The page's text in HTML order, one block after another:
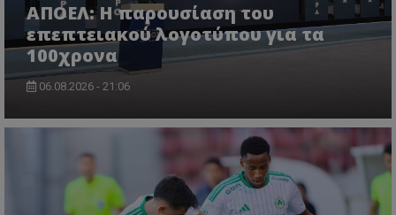
ΑΠΟΕΛ: Η παρουσίαση του
επεπτειακού λογοτύπου για τα
100χρονα
06.08.2026 - 21:06